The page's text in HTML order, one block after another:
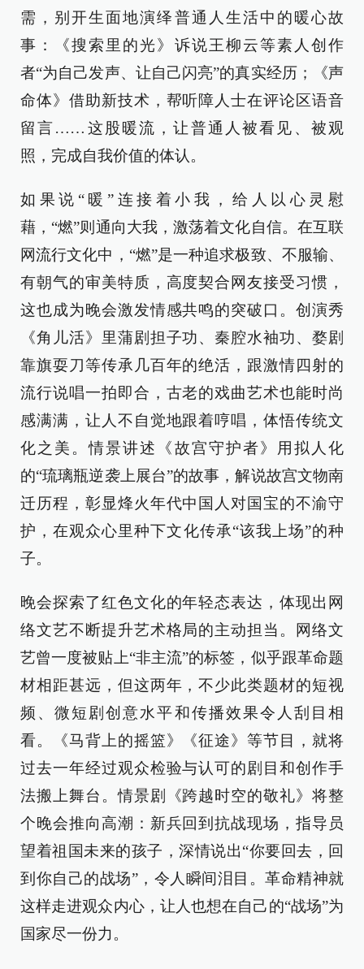
需，别开生面地演绎普通人生活中的暖心故
事：《搜索里的光》诉说王柳云等素人创作
者“为自己发声、让自己闪亮”的真实经历；《声
命体》借助新技术，帮听障人士在评论区语音
留言……这股暖流，让普通人被看见、被观
照，完成自我价值的体认。
如果说“暖”连接着小我，给人以心灵慰
藉，“燃”则通向大我，激荡着文化自信。在互联
网流行文化中，“燃”是一种追求极致、不服输、
有朝气的审美特质，高度契合网友接受习惯，
这也成为晚会激发情感共鸣的突破口。创演秀
《角儿活》里蒲剧担子功、秦腔水袖功、婺剧
靠旗耍刀等传承几百年的绝活，跟激情四射的
流行说唱一拍即合，古老的戏曲艺术也能时尚
感满满，让人不自觉地跟着哼唱，体悟传统文
化之美。情景讲述《故宫守护者》用拟人化
的“琉璃瓶逆袭上展台”的故事，解说故宫文物南
迁历程，彰显烽火年代中国人对国宝的不渝守
护，在观众心里种下文化传承“该我上场”的种
子。
晚会探索了红色文化的年轻态表达，体现出网
络文艺不断提升艺术格局的主动担当。网络文
艺曾一度被贴上“非主流”的标签，似乎跟革命题
材相距甚远，但这两年，不少此类题材的短视
频、微短剧创意水平和传播效果令人刮目相
看。《马背上的摇篮》《征途》等节目，就将
过去一年经过观众检验与认可的剧目和创作手
法搬上舞台。情景剧《跨越时空的敬礼》将整
个晚会推向高潮：新兵回到抗战现场，指导员
望着祖国未来的孩子，深情说出“你要回去，回
到你自己的战场”，令人瞬间泪目。革命精神就
这样走进观众内心，让人也想在自己的“战场”为
国家尽一份力。